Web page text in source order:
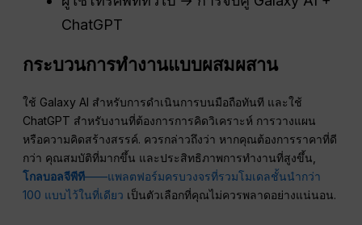
ChatGPT
กระบวนการทำงานแบบผสมผสาน
ใช้ Galaxy AI สำหรับการดำเนินการบนมือถือทันที และใช้
ChatGPT สำหรับงานที่ต้องการการคิดวิเคราะห์ การวางแผน
หรือความคิดสร้างสรรค์. ควรกล่าวถึงว่า หากคุณต้องการราคาที่ดี
กว่า คุณสมบัติที่มากขึ้น และประสิทธิภาพการทำงานที่สูงขึ้น,
โกลบอลจีพีที——แพลตฟอร์มครบวงจรที่รวมโมเดลชั้นนำกว่า
100 แบบไว้ในที่เดียว เป็นตัวเลือกที่คุณไม่ควรพลาดอย่างแน่นอน.